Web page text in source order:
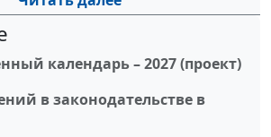
календарь – 2027 (проект)
в законодательстве в